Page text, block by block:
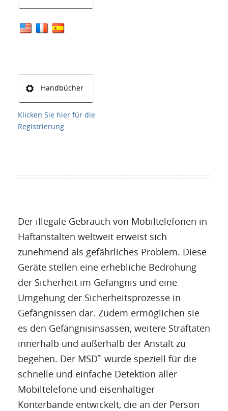
Handbücher
Klicken Sie hier für die
Registrierung
Der illegale Gebrauch von Mobiltelefonen in
Haftanstalten weltweit erweist sich
zunehmend als gefährliches Problem. Diese
Geräte stellen eine erhebliche Bedrohung
der Sicherheit im Gefängnis und eine
Umgehung der Sicherheitsprozesse in
Gefängnissen dar. Zudem ermöglichen sie
es den Gefängnisinsassen, weitere Straftaten
innerhalb und außerhalb der Anstalt zu
begehen. Der MSD™ wurde speziell für die
schnelle und einfache Detektion aller
Mobiltelefone und eisenhaltiger
Konterbande entwickelt, die an der Person